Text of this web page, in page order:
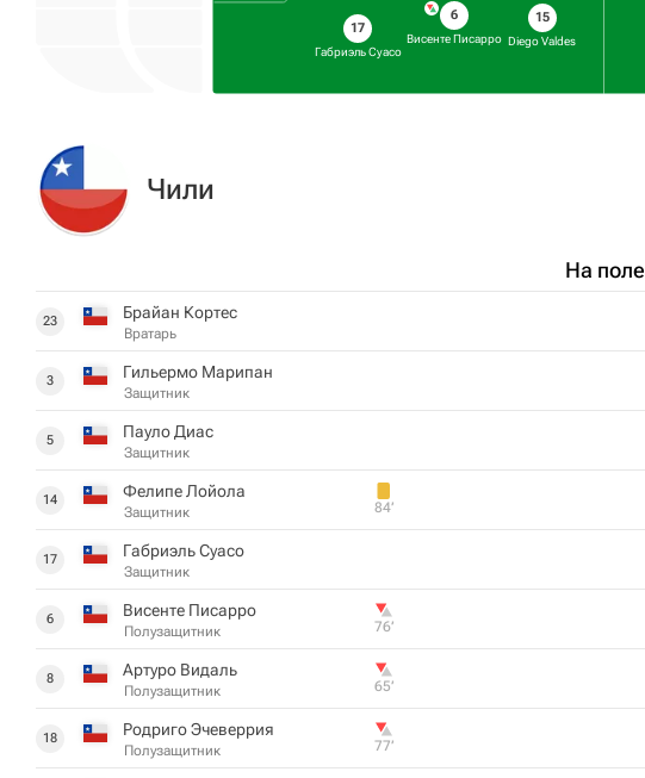
17
Габриэль Суасо
6
Висенте Писарро
15
Diego Valdes
Чили
На поле
23 Брайан Кортес
Вратарь
3 Гильермо Марипан
Защитник
5 Пауло Диас
Защитник
14 Фелипе Лойола
Защитник 84‎’‎
17 Габриэль Суасо
Защитник
6 Висенте Писарро
Полузащитник 76‎’‎
8 Артуро Видаль
Полузащитник 65‎’‎
18 Родриго Эчеверрия
Полузащитник 77‎’‎